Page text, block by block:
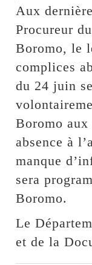
Aux
Procureur
Boromo, le
complices
du 24 juin
Boromo
absence à
manque
sera
Boromo.
Le
et de la